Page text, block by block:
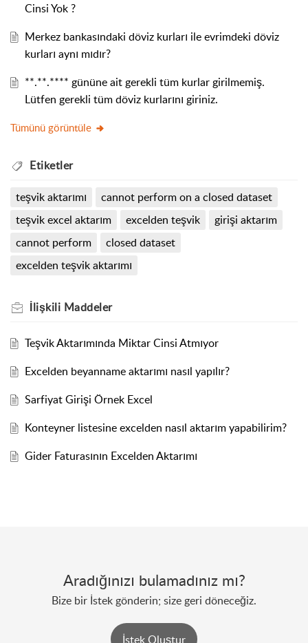
Cinsi Yok ?
Merkez bankasındaki döviz kurları ile evrimdeki döviz
kurları aynı mıdır?
**.**.**** gününe ait gerekli tüm kurlar girilmemiş.
Lütfen gerekli tüm döviz kurlarını giriniz.
Tümünü görüntüle
Etiketler
teşvik aktarımı
cannot perform on a closed dataset
teşvik excel aktarım
excelden teşvik
girişi aktarım
cannot perform
closed dataset
excelden teşvik aktarımı
İlişkili Maddeler
Teşvik Aktarımında Miktar Cinsi Atmıyor
Excelden beyanname aktarımı nasıl yapılır?
Sarfiyat Girişi Örnek Excel
Konteyner listesine excelden nasıl aktarım yapabilirim?
Gider Faturasının Excelden Aktarımı
Aradığınızı bulamadınız mı?
Bize bir İstek gönderin; size geri döneceğiz.
İstek Oluştur